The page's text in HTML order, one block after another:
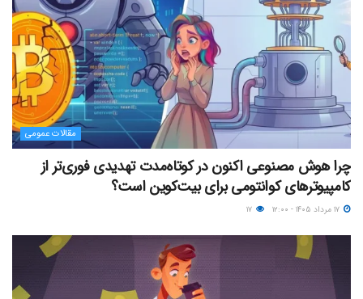
مقالات عمومی
چرا هوش مصنوعی اکنون در کوتاه‌مدت تهدیدی فوری‌تر از
کامپیوترهای کوانتومی برای بیت‌کوین است؟